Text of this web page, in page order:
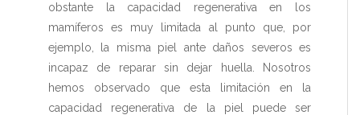
obstante la capacidad regenerativa en los
mamíferos es muy limitada al punto que, por
ejemplo, la misma piel ante daños severos es
incapaz de reparar sin dejar huella. Nosotros
hemos observado que esta limitación en la
capacidad regenerativa de la piel puede ser